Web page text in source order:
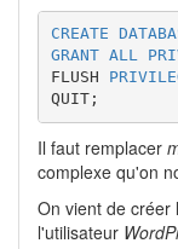
CREATE
GRANT ALL
FLUSH
QUIT;
Il faut remplacer
complexe qu'on
On vient de créer
l'utilisateur